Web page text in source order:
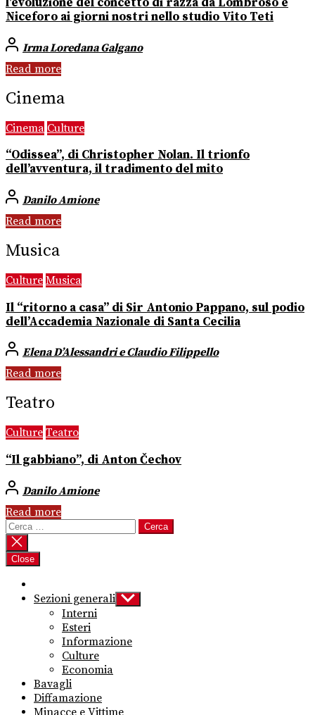
Niceforo ai giorni nostri nello studio Vito Teti
Irma Loredana Galgano
Read more
Cinema
Cinema Culture
“Odissea”, di Christopher Nolan. Il trionfo
dell’avventura, il tradimento del mito
Danilo Amione
Read more
Musica
Culture Musica
Il “ritorno a casa” di Sir Antonio Pappano, sul podio
dell’Accademia Nazionale di Santa Cecilia
Elena D’Alessandri e Claudio Filippello
Read more
Teatro
Culture Teatro
“Il gabbiano”, di Anton Čechov
Danilo Amione
Read more
Ricerca
per:
Close
Sezioni generali Show
sub
Interni
Esteri
Informazione
Culture
Economia
Bavagli
Diffamazione
Minacce e Vittime